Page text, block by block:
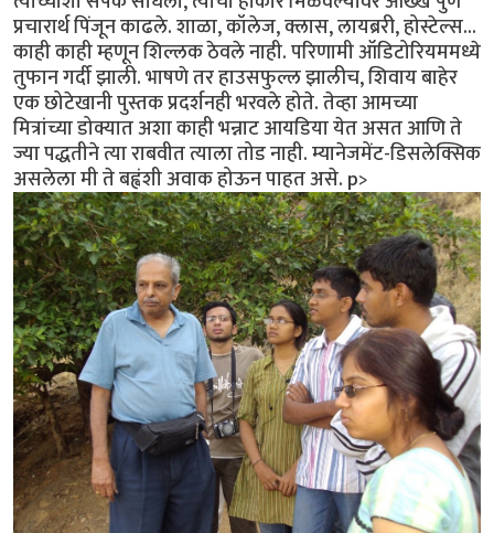
प्रचारार्थ पिंजून काढले. शाळा, कॉलेज, क्लास, लायब्ररी, होस्टेल्स...
काही काही म्हणून शिल्लक ठेवले नाही. परिणामी ऑडिटोरियममध्ये
तुफान गर्दी झाली. भाषणे तर हाउसफुल्ल झालीच, शिवाय बाहेर
एक छोटेखानी पुस्तक प्रदर्शनही भरवले होते. तेव्हा आमच्या
मित्रांच्या डोक्यात अशा काही भन्नाट आयडिया येत असत आणि ते
ज्या पद्धतीने त्या राबवीत त्याला तोड नाही. म्यानेजमेंट-डिसलेक्सिक
असलेला मी ते बह्वंशी अवाक होऊन पाहत असे. p>